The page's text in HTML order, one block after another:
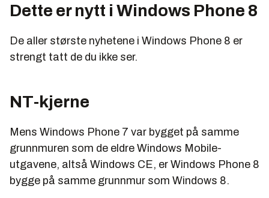
Dette er nytt i Windows Phone 8
De aller største nyhetene i Windows Phone 8 er
strengt tatt de du ikke ser.
NT-kjerne
Mens Windows Phone 7 var bygget på samme
grunnmuren som de eldre Windows Mobile-
utgavene, altså Windows CE, er Windows Phone 8
bygge på samme grunnmur som Windows 8.